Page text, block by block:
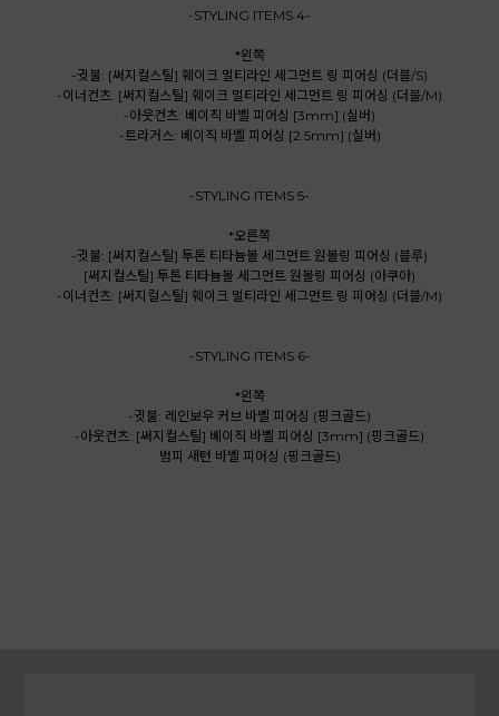
-STYLING ITEMS 4-
*왼쪽
-귓불: [써지컬스틸] 훼이크 멀티라인 세그먼트 링 피어싱 (더블/S)
-이너컨츠: [써지컬스틸] 훼이크 멀티라인 세그먼트 링 피어싱 (더블/M)
-아웃컨츠: 베이직 바벨 피어싱 [3mm] (실버)
-트라거스: 베이직 바벨 피어싱 [2.5mm] (실버)
-STYLING ITEMS 5-
*오른쪽
-귓불: [써지컬스틸] 투톤 티타늄볼 세그먼트 원볼링 피어싱 (블루)
[써지컬스틸] 투톤 티타늄볼 세그먼트 원볼링 피어싱 (아쿠아)
-이너컨츠: [써지컬스틸] 훼이크 멀티라인 세그먼트 링 피어싱 (더블/M)
-STYLING ITEMS 6-
*왼쪽
-귓불: 레인보우 커브 바벨 피어싱 (핑크골드)
-아웃컨츠: [써지컬스틸] 베이직 바벨 피어싱 [3mm] (핑크골드)
범피 새턴 바벨 피어싱 (핑크골드)